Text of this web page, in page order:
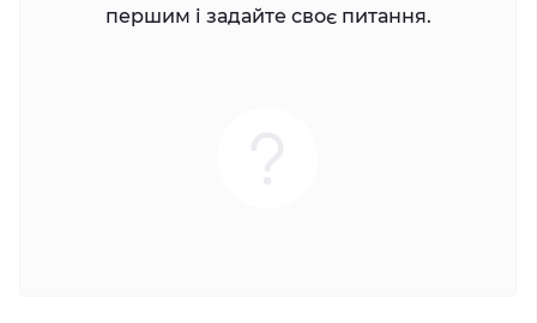
першим і задайте своє питання.